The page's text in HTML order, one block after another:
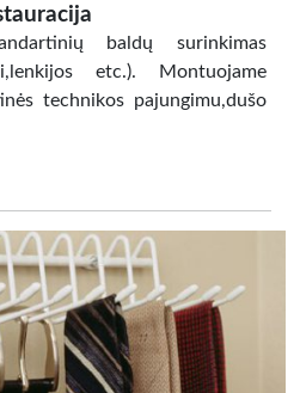
baldų surinkimas
etc.). Montuojame
technikos pajungimu,dušo